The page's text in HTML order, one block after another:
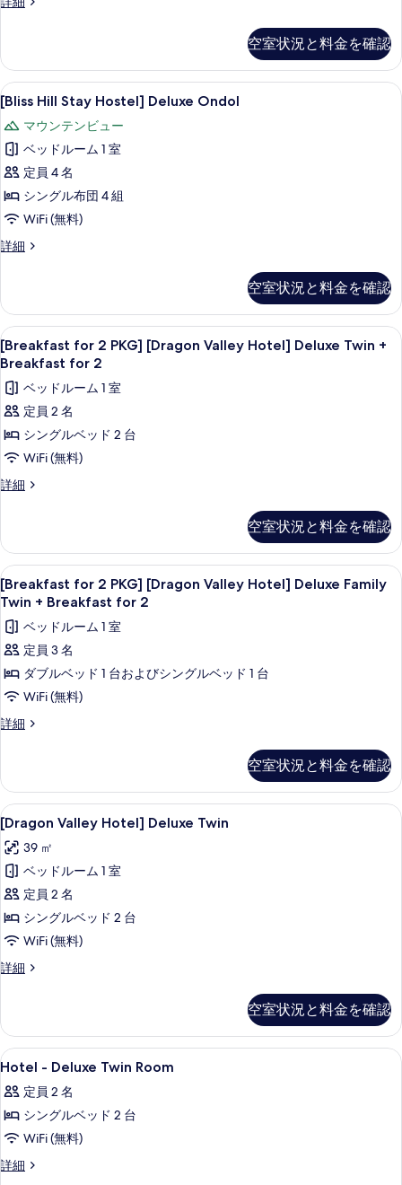
写
真
を
表
示
す
る
Mountain
view
の
詳
細
空室状況と料金を確認
[Bliss
Hill
Stay
Hostel]
Deluxe
Ondol
の
す
の
写
真
を
表
示
す
[Bliss Hill Stay Hostel] Deluxe Ondol
6
[Bliss Hill Stay Hostel] Deluxe Ondol
マウンテンビュー
ベッドルーム 1 室
定員 4 名
シングル布団 4 組
WiFi (無料)
詳細
[Bliss
Deluxe
Ondol
の
詳
空室状況と料金を確認
[Breakfast
for
2
PKG]
[Dragon
Valley
Hotel]
Deluxe
Breakfast
for
2
の
す
べ
て
の
写
表
示
す
る
遮光カーテン、WiFi (無料)、ベッドシ
15
[Breakfast for 2 PKG] [Dragon Valley Hotel] Deluxe Twin +
Breakfast for 2
ベッドルーム 1 室
定員 2 名
シングルベッド 2 台
WiFi (無料)
詳細
[Breakfast
[Dragon
Valley
Hotel]
Deluxe
+
Breakfast
2
の
細
空室状況と料金を確認
[Breakfast
for
2
PKG]
[Dragon
Valley
Hotel]
Deluxe
+
Breakfast
for
2
の
す
べ
て
の
写
を
表
示
す
る
遮光カーテン、WiFi (無料)、ベッドシ
11
[Breakfast for 2 PKG] [Dragon Valley Hotel] Deluxe Family
Twin + Breakfast for 2
ベッドルーム 1 室
定員 3 名
ダブルベッド 1 台およびシングルベッド 1 台
WiFi (無料)
詳細
[Breakfast
[Dragon
Valley
Hotel]
Deluxe
Family
Twin
Breakfast
for
2
の
詳
空室状況と料金を確認
[Dragon
Valley
Hotel]
Deluxe
Twin
の
す
べ
写
真
を
表
示
す
る
遮光カーテン、WiFi (無料)、ベッドシ
15
[Dragon Valley Hotel] Deluxe Twin
39 ㎡
ベッドルーム 1 室
定員 2 名
シングルベッド 2 台
WiFi (無料)
詳細
[Dragon
Twin
の
詳
空室状況と料金を確認
Hotel
-
Deluxe
Twin
Room
の
10
Hotel - Deluxe Twin Room
定員 2 名
シングルベッド 2 台
WiFi (無料)
詳細
Hotel